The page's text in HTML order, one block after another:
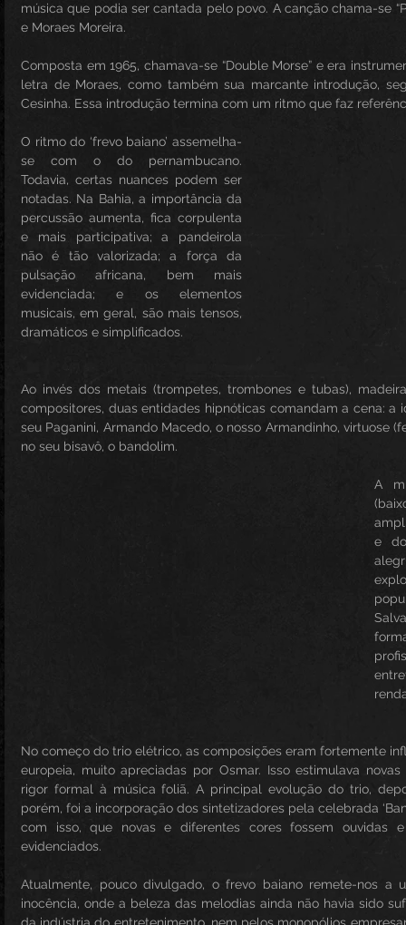
música que podia ser cantada pelo povo. A canção chama-se
e Moraes Moreira.
Composta em 1965, chamava-se “Double Morse” e era
letra de Moraes, como também sua marcante introdução,
Cesinha. Essa introdução termina com um ritmo que faz
O ritmo do ‘frevo baiano’ assemelha-
se com o do pernambucano.
Todavia, certas nuances podem ser
notadas. Na Bahia, a importância da
percussão aumenta, fica corpulenta
e mais participativa; a pandeirola
não é tão valorizada; a força da
pulsação africana, bem mais
evidenciada; e os elementos
musicais, em geral, são mais tensos,
dramáticos e simplificados.
Ao invés dos metais (trompetes, trombones e tubas),
compositores, duas entidades hipnóticas comandam a cena: a
seu Paganini, Armando Macedo, o nosso Armandinho, virtuose
no seu bisavô, o bandolim.
A
e
No começo do trio elétrico, as composições eram fortemente
europeia, muito apreciadas por Osmar. Isso estimulava
rigor formal à música foliã. A principal evolução do trio,
porém, foi a incorporação dos sintetizadores pela celebrada
com isso, que novas e diferentes cores fossem ouvidas
evidenciados.
Atualmente, pouco divulgado, o frevo baiano remete-nos a
inocência, onde a beleza das melodias ainda não havia sido